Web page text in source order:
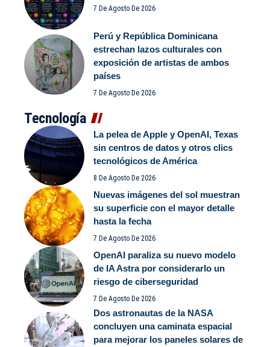
7 De Agosto De 2026
Perú y República Dominicana
estrechan lazos culturales con
exposición de artistas de ambos
países
7 De Agosto De 2026
Tecnología
La pelea de Apple y OpenAI, Texas
sin centros de datos y otros clics
tecnológicos de América
8 De Agosto De 2026
Nuevas imágenes del sol muestran
su superficie con el mayor detalle
hasta la fecha
7 De Agosto De 2026
OpenAI paraliza su nuevo modelo
de IA Astra por considerarlo un
riesgo de ciberseguridad
7 De Agosto De 2026
Dos astronautas de la NASA
concluyen una caminata espacial
para mejorar los paneles solares de